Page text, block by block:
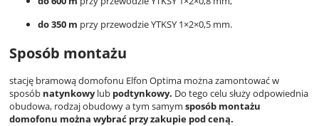
do 350 m przy przewodzie YTKSY 1×2×0,5 mm.
Sposób montażu
stację bramową domofonu Elfon Optima można zamontować w
sposób natynkowylub podtynkowy. Do tego celu służy odpowiednia
obudowa, rodzaj obudowy a tym samym sposób montażu
domofonu można wybrać przy zakupie pod ceną.